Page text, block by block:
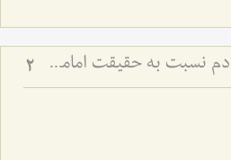
نقد دیدگاه ظاهری مردم نسبت به حقیقت امامت و ولایت 2